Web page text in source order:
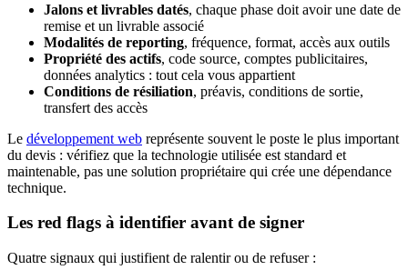
Jalons et livrables datés, chaque phase doit avoir une date de
remise et un livrable associé
Modalités de reporting, fréquence, format, accès aux outils
Propriété des actifs, code source, comptes publicitaires,
données analytics : tout cela vous appartient
Conditions de résiliation, préavis, conditions de sortie,
transfert des accès
Le développement web représente souvent le poste le plus important
du devis : vérifiez que la technologie utilisée est standard et
maintenable, pas une solution propriétaire qui crée une dépendance
technique.
Les red flags à identifier avant de signer
Quatre signaux qui justifient de ralentir ou de refuser :